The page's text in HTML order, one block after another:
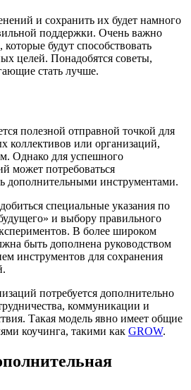
и сохранить их будет намного
поддержки. Очень важно
будут способствовать
целей. Понадобятся советы,
стать лучше.
полезной отправной точкой для
коллективов или организаций,
Однако для успешного
может потребоваться
дополнительными инструментами.
специальные указания по
и выбору правильного
В более широком
быть дополнена руководством
инструментов для сохранения
потребуется дополнительно
коммуникации и
Такая модель явно имеет общие
коучинга, такими как GROW.